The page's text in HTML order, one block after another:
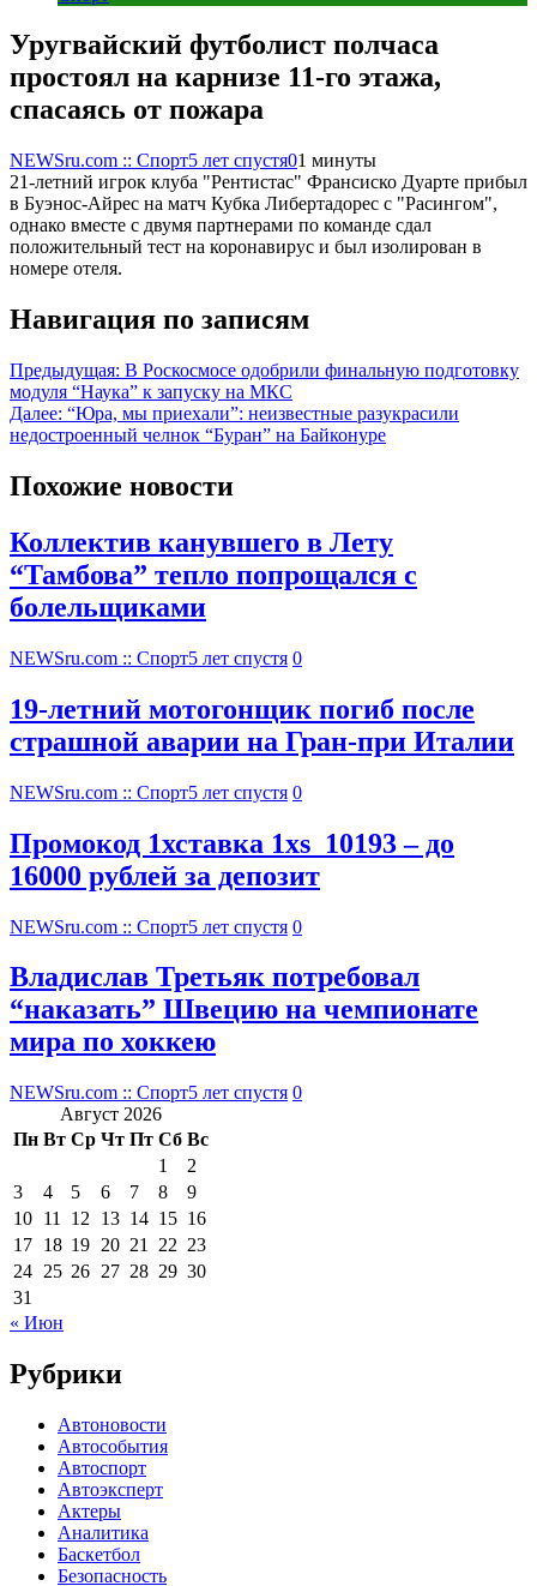
Уругвайский футболист полчаса
простоял на карнизе 11-го этажа,
спасаясь от пожара
NEWSru.com :: Спорт5 лет спустя01 минуты
21-летний игрок клуба "Рентистас" Франсиско Дуарте прибыл
в Буэнос-Айрес на матч Кубка Либертадорес с "Расингом",
однако вместе с двумя партнерами по команде сдал
положительный тест на коронавирус и был изолирован в
номере отеля.
Навигация по записям
Предыдущая: В Роскосмосе одобрили финальную подготовку
модуля “Наука” к запуску на МКС
Далее: “Юра, мы приехали”: неизвестные разукрасили
недостроенный челнок “Буран” на Байконуре
Похожие новости
Коллектив канувшего в Лету
“Тамбова” тепло попрощался с
болельщиками
NEWSru.com :: Спорт5 лет спустя 0
19-летний мотогонщик погиб после
страшной аварии на Гран-при Италии
NEWSru.com :: Спорт5 лет спустя 0
Промокод 1хставка 1xs_10193 – до
16000 рублей за депозит
NEWSru.com :: Спорт5 лет спустя 0
Владислав Третьяк потребовал
“наказать” Швецию на чемпионате
мира по хоккею
NEWSru.com :: Спорт5 лет спустя 0
Август 2026
Пн Вт Ср Чт Пт Сб Вс
1
2
3
4 5 6 7 8
9
10 11 12 13 14 15 16
17 18 19 20 21 22 23
24 25 26 27 28 29 30
31
« Июн
Рубрики
Автоновости
Автособытия
Автоспорт
Автоэксперт
Актеры
Аналитика
Баскетбол
Безопасность